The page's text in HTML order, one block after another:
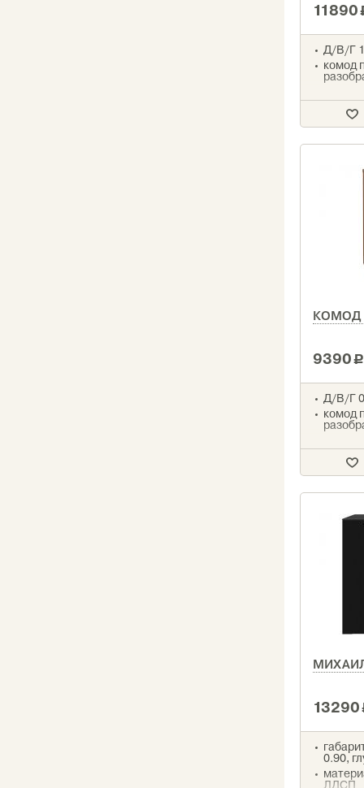
11890
Д/В/Г
комод
КОМОД
9390 c
Д/В/Г
комод
13290
0.90,
ЛДСП